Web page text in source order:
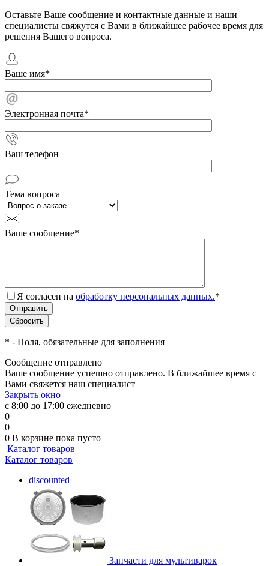
Оставьте Ваше сообщение и контактные данные и наши
специалисты свяжутся с Вами в ближайшее рабочее время для
решения Вашего вопроса.
Ваше имя*
Электронная почта*
Ваш телефон
Тема вопроса
Ваше сообщение*
Я согласен на обработку персональных данных.*
* - Поля, обязательные для заполнения
Сообщение отправлено
Ваше сообщение успешно отправлено. В ближайшее время с
Вами свяжется наш специалист
Закрыть окно
с 8:00 до 17:00 ежедневно
0
0
0 В корзине пока пусто
Каталог товаров
Каталог товаров
discounted
Запчасти для мультиварок